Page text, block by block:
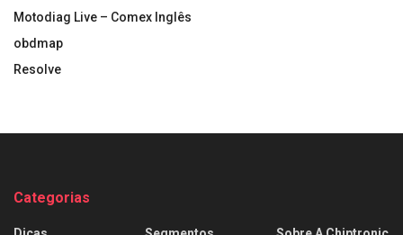
Motodiag Live – Comex Inglês
obdmap
Resolve
Categorias